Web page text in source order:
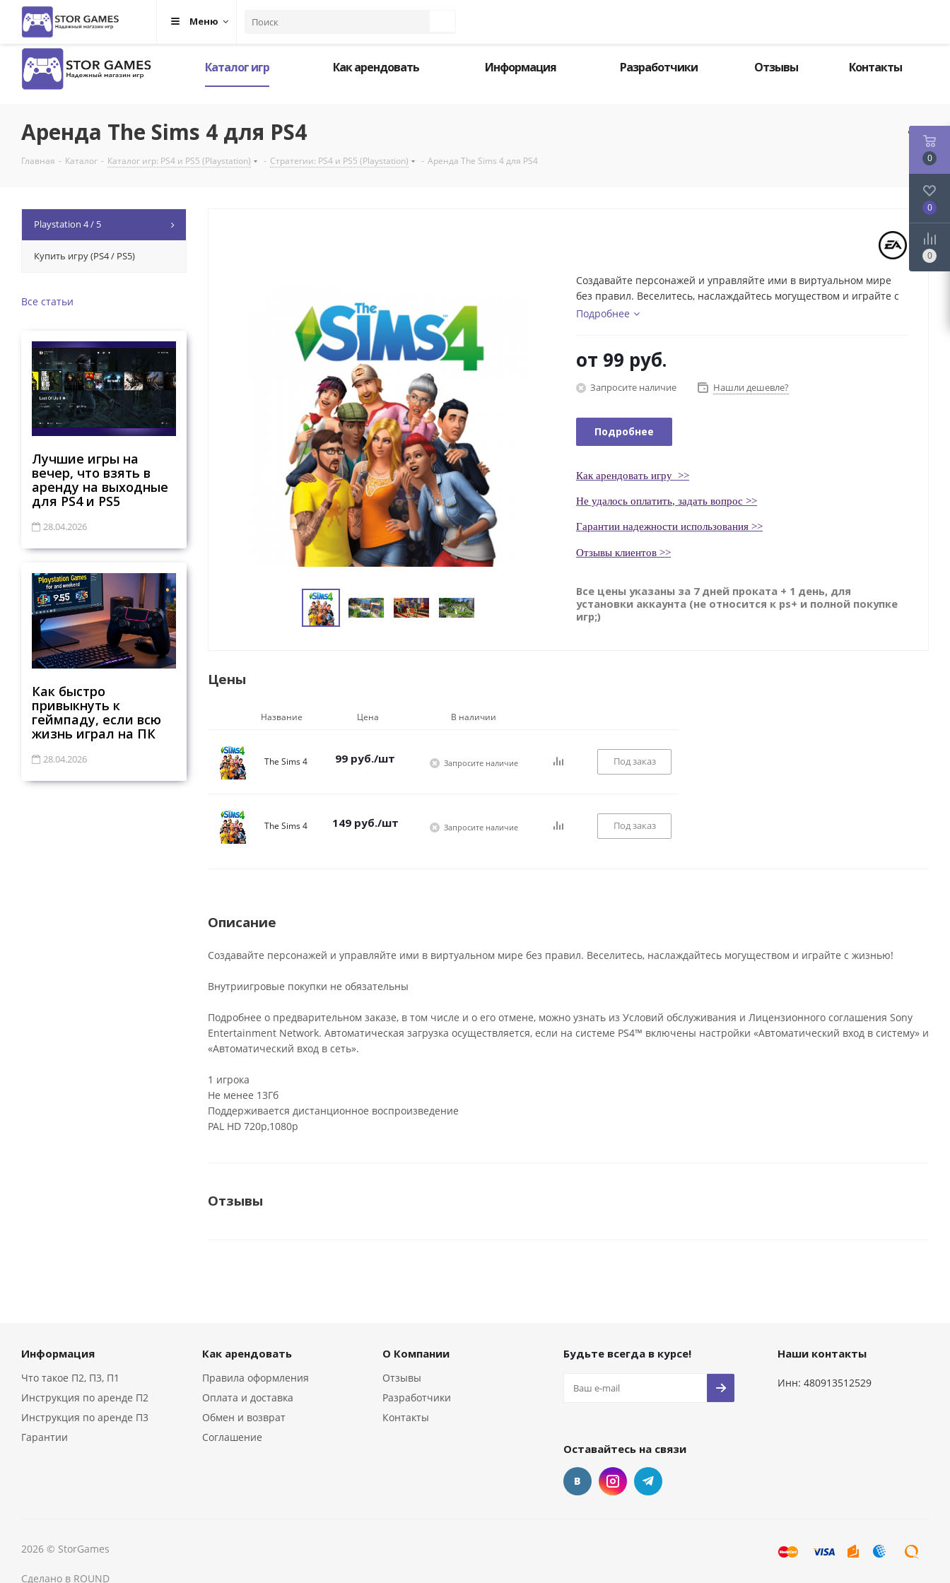
Каталог игр Как арендовать Информация Разработчики Отзывы Контакты
Меню
Аренда The Sims 4 для PS4
Главная - Каталог - Каталог игр: PS4 и PS5 (Playstation) - Стратегии: PS4 и PS5 (Playstation) - Аренда The Sims 4 для PS4
Создавайте персонажей и управляйте ими в виртуальном мире
без правил. Веселитесь, наслаждайтесь могуществом и играйте с
жизнью!
Подробнее
от 99 руб.
Запросите наличие Нашли дешевле?
Подробнее
Какарендовать игру >>
Не удалось оплатить, задать вопрос >>
Гарантии надежности использования >>
Отзывы клиентов >>
Все цены указаны за 7 дней проката + 1 день, для
установки аккаунта (не относится к ps+ и полной покупке
игр;)
Цены
Название Цена В наличии
The Sims 4 99 руб./шт Запросите наличие Под заказ
The Sims 4 149руб./шт Запросите наличие Под заказ
Описание
Создавайте персонажей и управляйте ими в виртуальном мире без правил. Веселитесь, наслаждайтесь могуществом и играйте с жизнью!
Внутриигровые покупки не обязательны
Подробнее о предварительном заказе, в том числе и о его отмене, можно узнать из Условий обслуживания и Лицензионного соглашения Sony
Entertainment Network. Автоматическая загрузка осуществляется, если на системе PS4™ включены настройки «Автоматический вход в систему» и
«Автоматический вход в сеть».
1 игрока
Не менее 13Гб
Поддерживается дистанционное воспроизведение
PAL HD 720p,1080p
Отзывы
Playstation 4 / 5
Купить игру (PS4 / PS5)
Все статьи
Лучшие игры на
вечер, что взять в
аренду на выходные
для PS4 и PS5
28.04.2026
Как быстро
привыкнуть к
геймпаду, если всю
жизнь играл на ПК
28.04.2026
Информация
Что такое П2, П3, П1
Инструкция по аренде П2
Инструкция по аренде П3
Гарантии
Как арендовать
Правила оформления
Оплата и доставка
Обмен и возврат
Соглашение
О Компании
Отзывы
Разработчики
Контакты
Будьте всегда в курсе!
Оставайтесь на связи
Наши контакты
Инн: 480913512529
2026 © StorGames
Сделано в ROUND
0
0
0